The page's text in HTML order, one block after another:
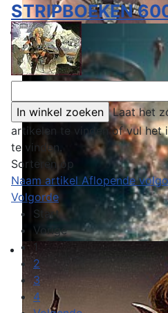
STRIPBOEKEN
Laat het
artikelen te vinden of vul het
te vinden.
Sorteren op
Naam artikel Aflopende
Volgorde
Start
Vorige
1
2
3
4